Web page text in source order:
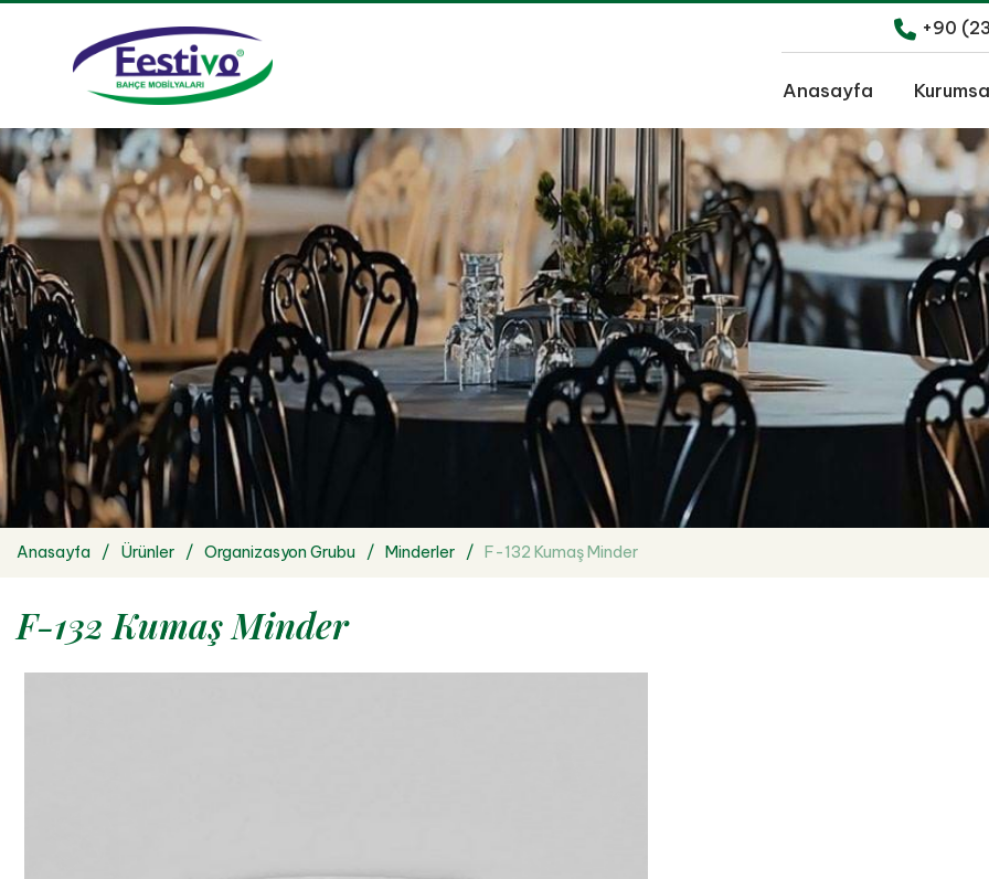
+90
Anasayfa
Anasayfa Ürünler Organizasyon Grubu Minderler F-132 Kumaş Minder
F-132 Kumaş Minder